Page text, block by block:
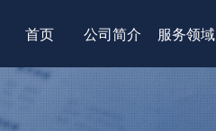
首页 公司简介 服务领域